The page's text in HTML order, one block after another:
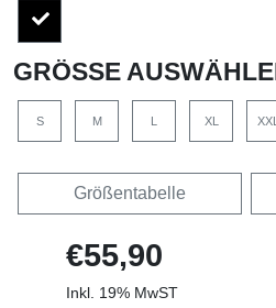
GRÖSSE AUSWÄHLEN
S M L XL XXL
Größentabelle
€55,90
Inkl. 19% MwST